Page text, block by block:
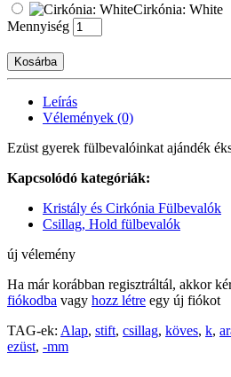
Cirkónia: White
Mennyiség
Kosárba
Leírás
Vélemények (0)
Ezüst gyerek fülbevalóinkat ajándék
Kapcsolódó kategóriák:
Kristály és Cirkónia Fülbevalók
Csillag, Hold fülbevalók
új vélemény
Ha már korábban regisztráltál, akkor
fiókodba vagy hozz létre egy új fiókot
TAG-ek: Alap, stift, csillag, köves, k,
ezüst, -mm